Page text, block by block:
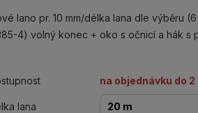
lano pr. 10 mm/délka lana dle výběru
4) volný konec + oko s očnicí a hák s
na objednávku do 2
lana